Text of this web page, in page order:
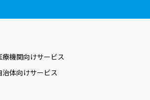
療機関向けサービス
治体向けサービス